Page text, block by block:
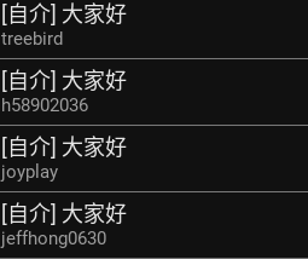
[自介] 大家好
treebird
[自介] 大家好
h58902036
[自介] 大家好
joyplay
[自介] 大家好
jeffhong0630